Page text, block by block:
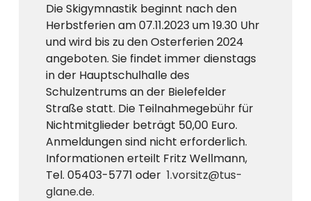
Die Skigymnastik beginnt nach den
Herbstferien am 07.11.2023 um 19.30 Uhr
und wird bis zu den Osterferien 2024
angeboten. Sie findet immer dienstags
in der Hauptschulhalle des
Schulzentrums an der Bielefelder
Straße statt. Die Teilnahmegebühr für
Nichtmitglieder beträgt 50,00 Euro.
Anmeldungen sind nicht erforderlich.
Informationen erteilt Fritz Wellmann,
Tel. 05403-5771 oder1.vorsitz@tus-
glane.de.